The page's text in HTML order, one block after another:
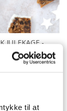
til at
JULEKAGE -
CAKE